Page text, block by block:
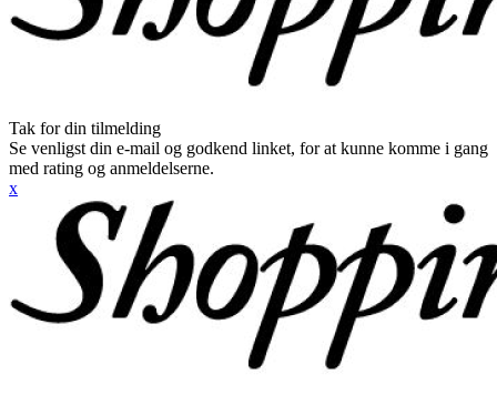
Tak for din tilmelding
Se venligst din e-mail og godkend linket, for at kunne komme i gang
med rating og anmeldelserne.
x